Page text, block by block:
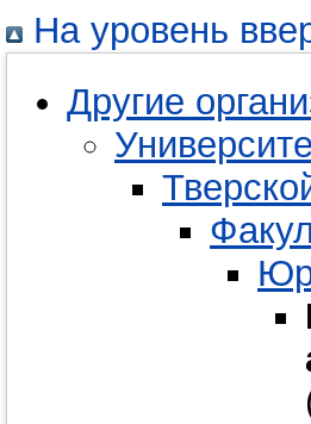
На уровень
Другие